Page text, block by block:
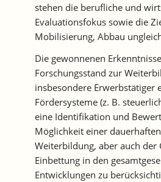
stehen die berufliche und
Evaluationsfokus sowie die
Mobilisierung, Abbau
Die gewonnenen
Forschungsstand zur
insbesondere Erwerbstätiger
Fördersysteme (z. B.
eine Identifikation und
Möglichkeit einer
Weiterbildung, aber auch
Einbettung in den
Entwicklungen zu